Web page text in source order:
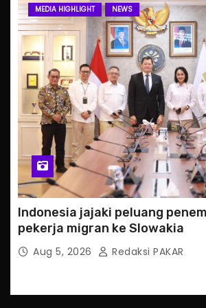
MEDIA HIGHLIGHT NEWS
Indonesia jajaki peluang
pekerja migran ke Slowakia
Aug 5, 2026 Redaksi PAKAR